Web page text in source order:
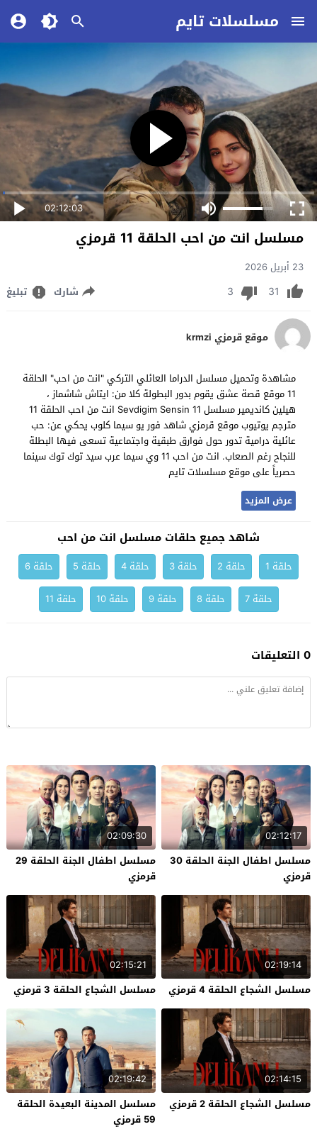
مسلسلات تايم
02:12:03
مسلسل انت من احب الحلقة 11 قرمزي
23 أبريل 2026
31
3 شارك تبليغ
موقع قرمزي krmzi
مشاهدة وتحميل مسلسل الدراما العائلي التركي "انت من احب" الحلقة
11 موقع قصة عشق يقوم بدور البطولة كلا من: ايتاش شاشماز ،
هيلين كانديمير مسلسل Sevdigim Sensin 11 انت من احب الحلقة 11
مترجم يوتيوب موقع قرمزي شاهد فور يو سيما كلوب يحكي عن: حب
عائلية درامية تدور حول فوارق طبقية واجتماعية تسعى فيها البطلة
للنجاح رغم الصعاب. انت من احب 11 وي سيما عرب سيد توك توك سينما
حصرياً على موقع مسلسلات تايم
عرض المزيد
شاهد جميع حلقات مسلسل انت من احب
حلقة 1 حلقة 2 حلقة 3 حلقة 4 حلقة 5
حلقة 6
حلقة 7
حلقة 8 حلقة 9 حلقة 10 حلقة 11
0 التعليقات
02:12:17
مسلسل اطفال الجنة الحلقة 30
قرمزي
02:09:30
مسلسل اطفال الجنة الحلقة 29
قرمزي
02:19:14
مسلسل الشجاع الحلقة 4 قرمزي
02:15:21
مسلسل الشجاع الحلقة 3 قرمزي
02:14:15
مسلسل الشجاع الحلقة 2 قرمزي
02:19:42
مسلسل المدينة البعيدة الحلقة
59 قرمزي